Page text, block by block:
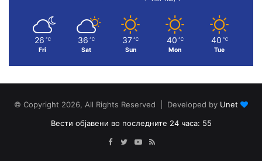
26 ℃
Fri
36 ℃
Sat
37 ℃
Sun
40 ℃
Mon
40 ℃
Tue
© Copyright 2026, All Rights Reserved | Developed by Unet
Вести објавени во последните 24 часа: 55
Facebook
TwitterYouTube
RSS